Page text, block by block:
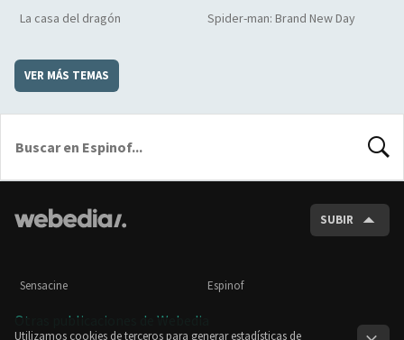
La casa del dragón Spider-man: Brand New Day
VER MÁS TEMAS
SUBIR
Sensacine Espinof
Otras publicaciones de Webedia
Utilizamos cookies de terceros para generar estadísticas de